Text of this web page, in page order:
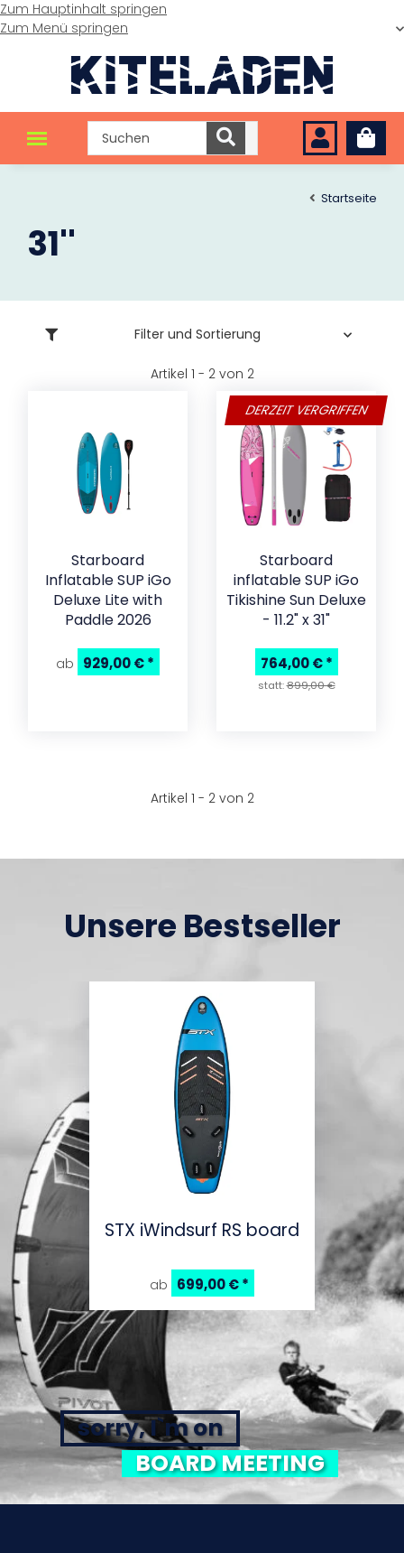
Zum Hauptinhalt springen
Zum Menü springen
Startseite
31''
Filter und Sortierung
Artikel 1 - 2 von 2
Starboard
Inflatable SUP iGo
Deluxe Lite with
Paddle 2026
ab 929,00 €*
DERZEIT VERGRIFFEN
Starboard
inflatable SUP iGo
Tikishine Sun Deluxe
- 11.2" x 31"
764,00 €*
statt:899,00 €
Artikel 1 - 2 von 2
Unsere Bestseller
STX iWindsurf RS board
ab 699,00 €*
sorry, I`m on
BOARD MEETING